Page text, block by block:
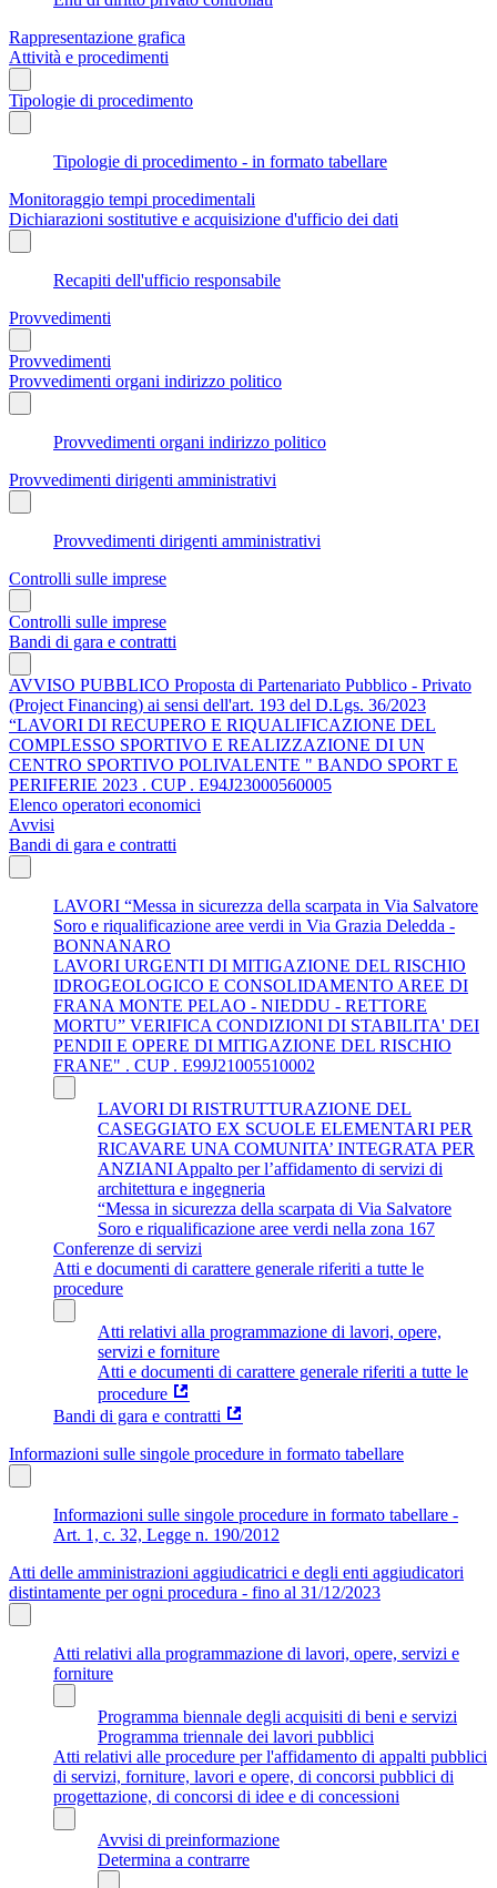
Rappresentazione grafica
Attività e procedimenti
Tipologie di procedimento
Tipologie di procedimento - in formato tabellare
Monitoraggio tempi procedimentali
Dichiarazioni sostitutive e acquisizione d'ufficio dei dati
Recapiti dell'ufficio responsabile
Provvedimenti
Provvedimenti
Provvedimenti organi indirizzo politico
Provvedimenti organi indirizzo politico
Provvedimenti dirigenti amministrativi
Provvedimenti dirigenti amministrativi
Controlli sulle imprese
Controlli sulle imprese
Bandi di gara e contratti
AVVISO PUBBLICO Proposta di Partenariato Pubblico - Privato
(Project Financing) ai sensi dell'art. 193 del D.Lgs. 36/2023
“LAVORI DI RECUPERO E RIQUALIFICAZIONE DEL
COMPLESSO SPORTIVO E REALIZZAZIONE DI UN
CENTRO SPORTIVO POLIVALENTE " BANDO SPORT E
PERIFERIE 2023 . CUP . E94J23000560005
Elenco operatori economici
Avvisi
Bandi di gara e contratti
LAVORI “Messa in sicurezza della scarpata in Via Salvatore
Soro e riqualificazione aree verdi in Via Grazia Deledda -
BONNANARO
LAVORI URGENTI DI MITIGAZIONE DEL RISCHIO
IDROGEOLOGICO E CONSOLIDAMENTO AREE DI
FRANA MONTE PELAO - NIEDDU - RETTORE
MORTU” VERIFICA CONDIZIONI DI STABILITA' DEI
PENDII E OPERE DI MITIGAZIONE DEL RISCHIO
FRANE" . CUP . E99J21005510002
LAVORI DI RISTRUTTURAZIONE DEL
CASEGGIATO EX SCUOLE ELEMENTARI PER
RICAVARE UNA COMUNITA’ INTEGRATA PER
ANZIANI Appalto per l’affidamento di servizi di
architettura e ingegneria
“Messa in sicurezza della scarpata di Via Salvatore
Soro e riqualificazione aree verdi nella zona 167
Conferenze di servizi
Atti e documenti di carattere generale riferiti a tutte le
procedure
Atti relativi alla programmazione di lavori, opere,
servizi e forniture
Atti e documenti di carattere generale riferiti a tutte le
procedure
Bandi di gara e contratti
Informazioni sulle singole procedure in formato tabellare
Informazioni sulle singole procedure in formato tabellare -
Art. 1, c. 32, Legge n. 190/2012
Atti delle amministrazioni aggiudicatrici e degli enti aggiudicatori
distintamente per ogni procedura - fino al 31/12/2023
Atti relativi alla programmazione di lavori, opere, servizi e
forniture
Programma biennale degli acquisiti di beni e servizi
Programma triennale dei lavori pubblici
Atti relativi alle procedure per l'affidamento di appalti pubblici
di servizi, forniture, lavori e opere, di concorsi pubblici di
progettazione, di concorsi di idee e di concessioni
Avvisi di preinformazione
Determina a contrarre